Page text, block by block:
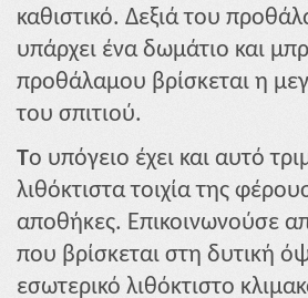
καθιστικό. Δεξιά του
υπάρχει ένα δωμάτιο και
προθάλαμου βρίσκεται η
του σπιτιού.
Το υπόγειο έχει και αυτό
λιθόκτιστα τοιχία της
αποθήκες. Επικοινωνούσε
που βρίσκεται στη δυτική
εσωτερικό λιθόκτιστο